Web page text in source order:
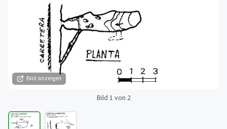
Bild anzeigen
Bild 1 von 2